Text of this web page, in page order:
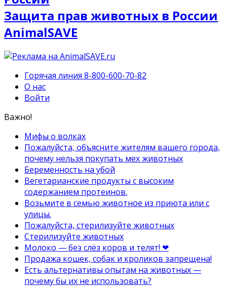
Защита прав животных в России
AnimalSAVE
Горячая линия 8-800-600-70-82
О нас
Войти
Важно!
Мифы о волках
Пожалуйста, объясните жителям вашего города,
почему нельзя покупать мех животных
Беременность на убой
Вегетарианские продукты с высоким
содержанием протеинов.
Возьмите в семью животное из приюта или с
улицы.
Пожалуйста, стерилизуйте животных
Стерилизуйте животных
Молоко — без слёз коров и телят! ❤
Продажа кошек, собак и кроликов запрещена!
Есть альтернативы опытам на животных —
почему бы их не использовать?